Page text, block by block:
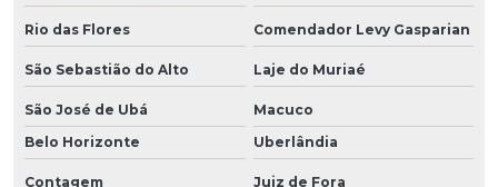
Rio das Flores Comendador Levy Gasparian
São Sebastião do Alto Laje do Muriaé
São José de Ubá
Macuco
Belo Horizonte
Uberlândia
Contagem Juiz de Fora